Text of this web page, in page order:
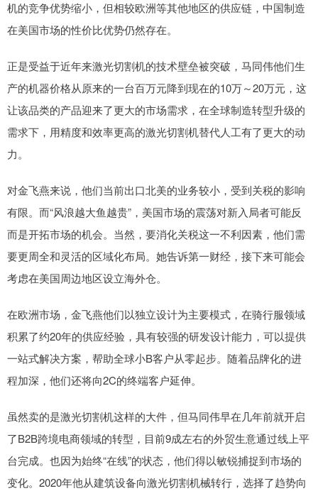
机的竞争优势缩小，但相较欧洲等其他地区的供应链，中国制造
在美国市场的性价比优势仍然存在。
正是受益于近年来激光切割机的技术壁垒被突破，马同伟他们生
产的机器价格从原来的一台百万元降到现在的10万～20万元，这
让该品类的产品迎来了更大的市场需求，在全球制造转型升级的
需求下，用精度和效率更高的激光切割机替代人工有了更大的动
力。
对金飞燕来说，他们当前出口北美的业务较小，受到关税的影响
有限。而“风浪越大鱼越贵”，美国市场的震荡对新入局者可能反
而是开拓市场的机会。当然，要消化关税这一不利因素，他们需
要更周全和灵活的区域化布局。她告诉第一财经，接下来可能会
考虑在美国周边地区设立海外仓。
在欧洲市场，金飞燕他们以独立设计为主要模式，在骑行服领域
积累了约20年的供应经验，具有较强的研发设计能力，可以提供
一站式解决方案，帮助全球小B客户从零起步。随着品牌化的进
程加深，他们还将向2C的终端客户延伸。
虽然卖的是激光切割机这样的大件，但马同伟早在几年前就开启
了B2B跨境电商领域的转型，目前9成左右的外贸生意通过线上平
台完成。也因为始终“在线”的状态，他们得以敏锐捕捉到市场的
变化。2020年他从建筑设备向激光切割机械转行，选择了趋势向